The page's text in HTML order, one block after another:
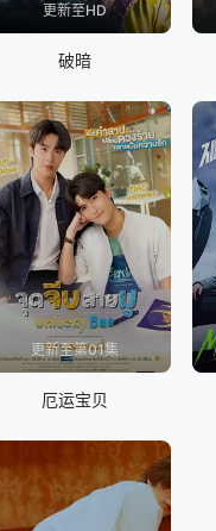
更新至HD
破暗
更新至第01集
厄运宝贝